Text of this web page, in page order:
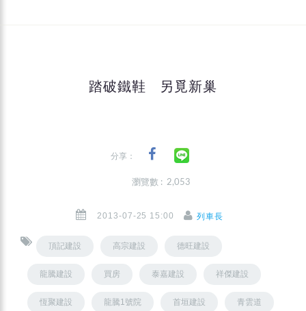
踏破鐵鞋 另覓新巢
分享：
瀏覽數 : 2,053
2013-07-25 15:00 列車長
頂記建設 高宗建設 德旺建設
龍騰建設 買房 泰嘉建設 祥傑建設
恆聚建設 龍騰1號院 首垣建設 青雲道